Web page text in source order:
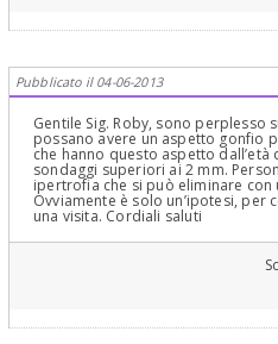
Pubblicato il 04-06-2013
Gentile Sig. Roby, sono perplesso
possano avere un aspetto gonfio
che hanno questo aspetto dall’età
sondaggi superiori ai 2 mm.
ipertrofia che si può eliminare con
Ovviamente è solo un’ipotesi,
una visita. Cordiali saluti